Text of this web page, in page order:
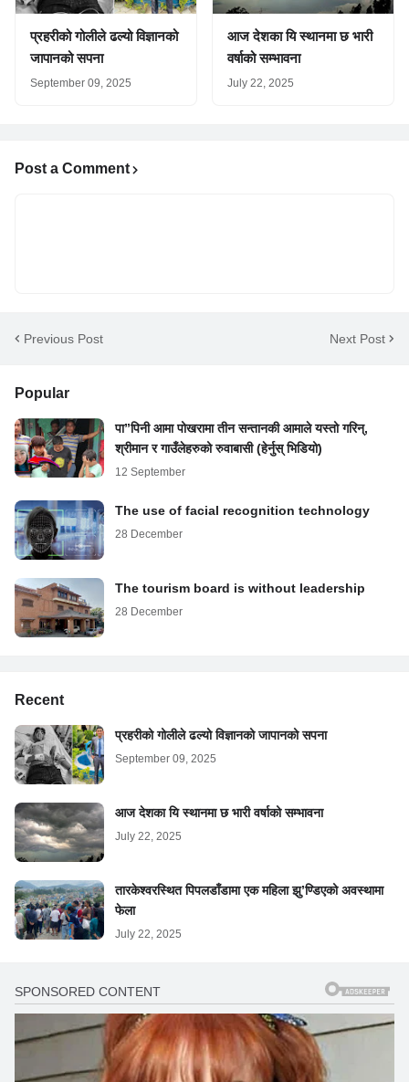
प्रहरीको गोलीले ढल्यो विज्ञानको
जापानको सपना
September 09, 2025
आज देशका यि स्थानमा छ भारी
वर्षाको सम्भावना
July 22, 2025
Post a Comment
Previous Post Next Post
Popular
पा”पिनी आमा पोखरामा तीन सन्तानकी आमाले यस्तो गरिन्,
श्रीमान र गाउँलेहरुको रुवाबासी (हेर्नुस् भिडियो)
12 September
The use of facial recognition technology
28 December
The tourism board is without leadership
28 December
Recent
प्रहरीको गोलीले ढल्यो विज्ञानको जापानको सपना
September 09, 2025
आज देशका यि स्थानमा छ भारी वर्षाको सम्भावना
July 22, 2025
तारकेश्वरस्थित पिपलडाँडामा एक महिला झु’ण्डिएको अवस्थामा
फेला
July 22, 2025